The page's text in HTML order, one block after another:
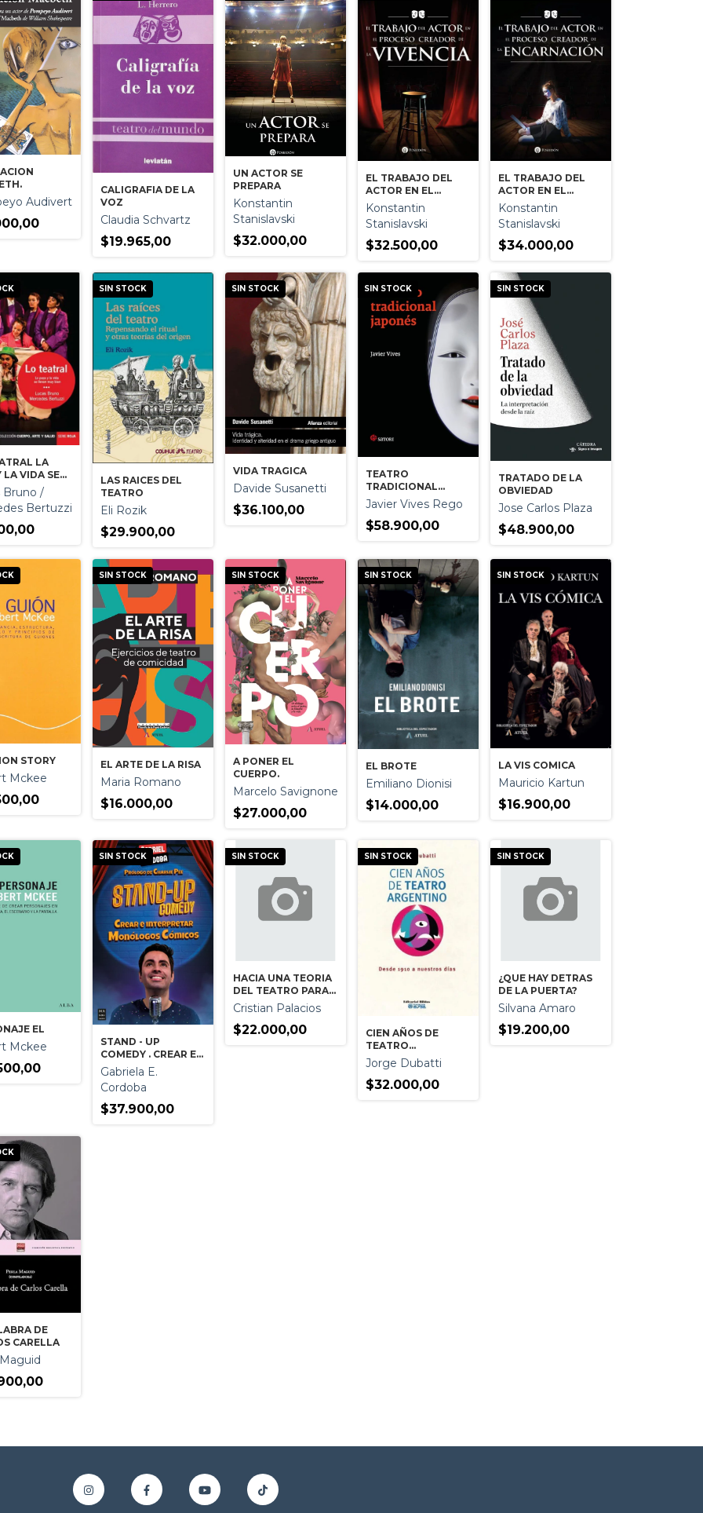
Audivert
CALIGRAFIA DE LA
VOZ
Claudia Schvartz
$19.965,00
UN ACTOR SE
PREPARA
Konstantin
Stanislavski
$32.000,00
EL TRABAJO DEL
ACTOR EN EL
PROCESO CREADOR
DE LA VIVENCIA
Konstantin
Stanislavski
$32.500,00
EL TRABAJO DEL
ACTOR EN EL
PROCESO CREADOR
DE LA
ENCARNACION
Konstantin
Stanislavski
$34.000,00
LA
LA VIDA SE
MUY BIEN
Bruno /
Bertuzzi
SIN STOCK
LAS RAICES DEL
TEATRO
Eli Rozik
$29.900,00
SIN STOCK
VIDA TRAGICA
Davide Susanetti
$36.100,00
SIN STOCK
TEATRO
TRADICIONAL
JAPONES EL
Javier Vives Rego
$58.900,00
SIN STOCK
TRATADO DE LA
OBVIEDAD
Jose Carlos Plaza
$48.900,00
STORY
Mckee
SIN STOCK
EL ARTE DE LA RISA
Maria Romano
$16.000,00
SIN STOCK
A PONER EL
CUERPO.
Marcelo Savignone
$27.000,00
SIN STOCK
EL BROTE
Emiliano Dionisi
$14.000,00
SIN STOCK
LA VIS COMICA
Mauricio Kartun
$16.900,00
EL
Mckee
SIN STOCK
STAND - UP
COMEDY . CREAR E
INTERPRETAR
MONOLOGOS
COMICOS
Gabriela E.
Cordoba
$37.900,00
SIN STOCK
HACIA UNA TEORIA
DEL TEATRO PARA
NIÑOS
Cristian Palacios
$22.000,00
SIN STOCK
CIEN AÑOS DE
TEATRO
ARGENTINO
Jorge Dubatti
$32.000,00
SIN STOCK
¿QUE HAY DETRAS
DE LA PUERTA?
Silvana Amaro
$19.200,00
DE
CARELLA